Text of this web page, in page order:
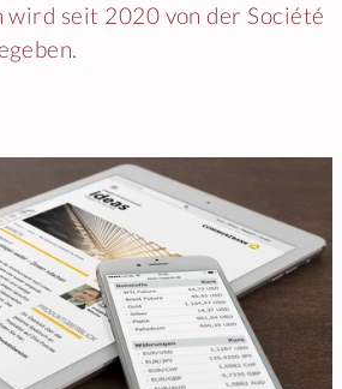
wird seit 2020 von der Société